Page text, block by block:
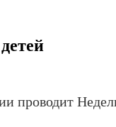
проводит